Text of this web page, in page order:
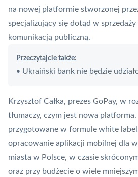
na nowej platformie stworzonej
specjalizujący się dotąd w
komunikacją publiczną.
Przeczytajcie także:
• Ukraiński bank nie będzie
Krzysztof Całka, prezes GoPay, w
tłumaczy, czym jest nowa
przygotowane w formule white label
opracowanie aplikacji mobilnej dla w
miasta w Polsce, w czasie
oraz przy budżecie o wiele